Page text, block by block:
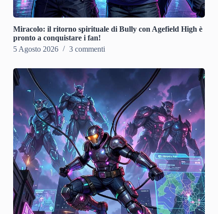
Miracolo: il ritorno spirituale di Bully con Agefield High è
pronto a conquistare i fan!
5 Agosto 2026
3 commenti